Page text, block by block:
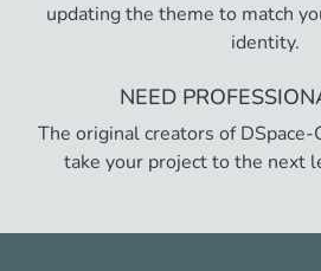
updating the theme to match
identity.
NEED
The original creators of DSpace-
take your project to the next